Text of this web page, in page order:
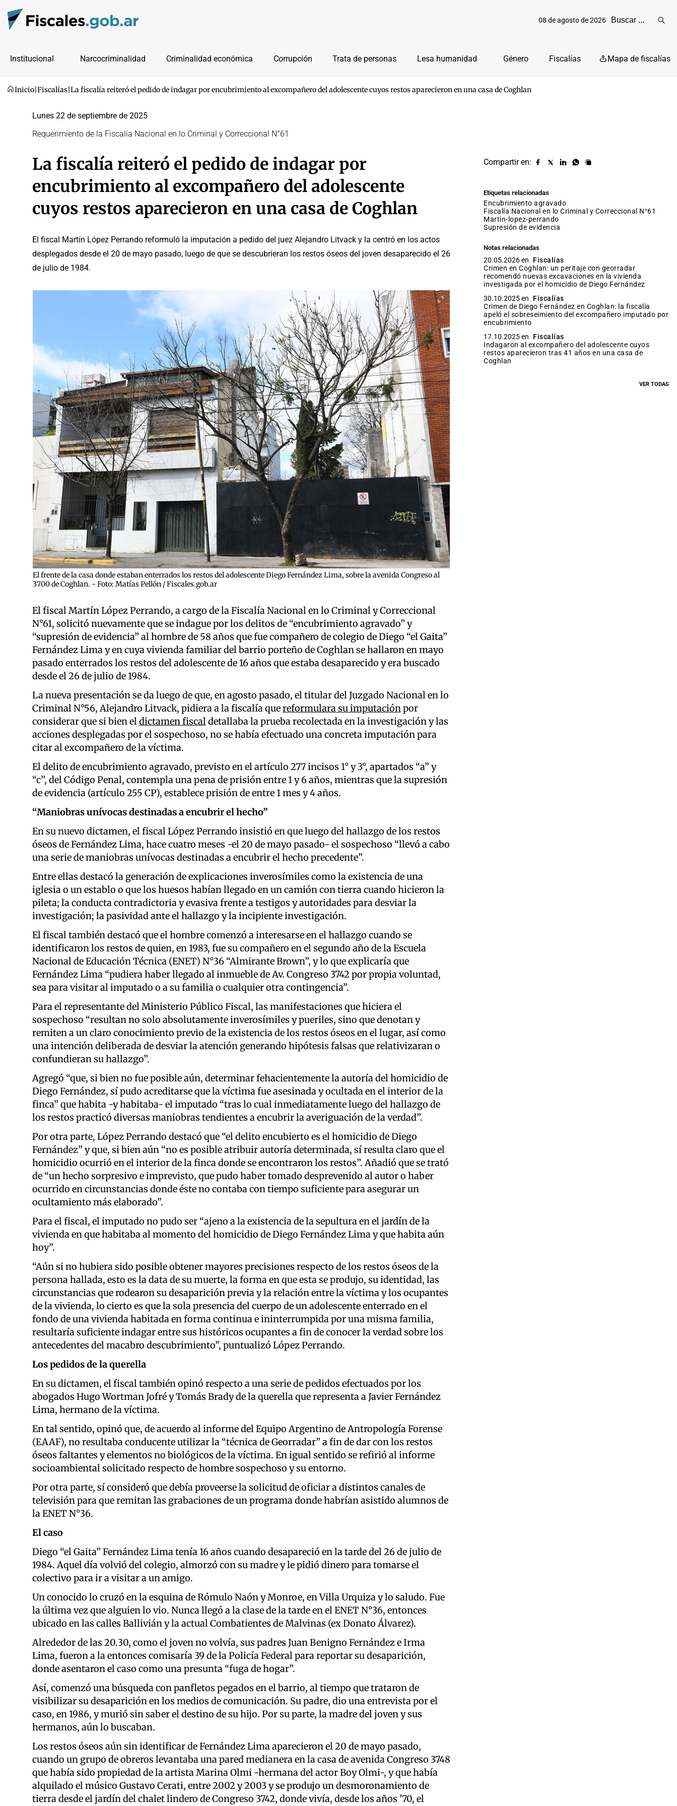
08 de agosto de 2026
Institucional Narcocriminalidad Criminalidad económica Corrupción Trata de personas Lesa humanidad Género Fiscalías Mapa de fiscalías
Inicio Fiscalías La fiscalía reiteró el pedido de indagar por encubrimiento al excompañero del adolescente cuyos restos aparecieron en una casa de Coghlan
Lunes 22 de septiembre de 2025
Requerimiento de la Fiscalía Nacional en lo Criminal y Correccional N°61
La fiscalía reiteró el pedido de indagar por
encubrimiento al excompañero del adolescente
cuyos restos aparecieron en una casa de Coghlan
El fiscal Martín López Perrando reformuló la imputación a pedido del juez Alejandro Litvack y la centró en los actos
desplegados desde el 20 de mayo pasado, luego de que se descubrieran los restos óseos del joven desaparecido el 26
de julio de 1984.
El frente de la casa donde estaban enterrados los restos del adolescente Diego Fernández Lima, sobre la avenida Congreso al
3700 de Coghlan. - Foto: Matías Pellón / Fiscales.gob.ar
El fiscal Martín López Perrando, a cargo de la Fiscalía Nacional en lo Criminal y Correccional
N°61, solicitó nuevamente que se indague por los delitos de “encubrimiento agravado” y
“supresión de evidencia” al hombre de 58 años que fue compañero de colegio de Diego “el Gaita”
Fernández Lima y en cuya vivienda familiar del barrio porteño de Coghlan se hallaron en mayo
pasado enterrados los restos del adolescente de 16 años que estaba desaparecido y era buscado
desde el 26 de julio de 1984.
La nueva presentación se da luego de que, en agosto pasado, el titular del Juzgado Nacional en lo
Criminal N°56, Alejandro Litvack, pidiera a la fiscalía quereformulara su imputaciónpor
considerar que si bien eldictamen fiscaldetallaba la prueba recolectada en la investigación y las
acciones desplegadas por el sospechoso, no se había efectuado una concreta imputación para
citar al excompañero de la víctima.
El delito de encubrimiento agravado, previsto en el artículo 277 incisos 1° y 3°, apartados “a” y
“c”, del Código Penal, contempla una pena de prisión entre 1 y 6 años, mientras que la supresión
de evidencia (artículo 255 CP), establece prisión de entre 1 mes y 4 años.
“Maniobras unívocas destinadas a encubrir el hecho”
En su nuevo dictamen, el fiscal López Perrando insistió en que luego del hallazgo de los restos
óseos de Fernández Lima, hace cuatro meses -el 20 de mayo pasado- el sospechoso “llevó a cabo
una serie de maniobras unívocas destinadas a encubrir el hecho precedente”.
Entre ellas destacó la generación de explicaciones inverosímiles como la existencia de una
iglesia o un establo o que los huesos habían llegado en un camión con tierra cuando hicieron la
pileta; la conducta contradictoria y evasiva frente a testigos y autoridades para desviar la
investigación; la pasividad ante el hallazgo y la incipiente investigación.
El fiscal también destacó que el hombre comenzó a interesarse en el hallazgo cuando se
identificaron los restos de quien, en 1983, fue su compañero en el segundo año de la Escuela
Nacional de Educación Técnica (ENET) N°36 “Almirante Brown”, y lo que explicaría que
Fernández Lima “pudiera haber llegado al inmueble de Av. Congreso 3742 por propia voluntad,
sea para visitar al imputado o a su familia o cualquier otra contingencia”.
Para el representante del Ministerio Público Fiscal, las manifestaciones que hiciera el
sospechoso “resultan no solo absolutamente inverosímiles y pueriles, sino que denotan y
remiten a un claro conocimiento previo de la existencia de los restos óseos en el lugar, así como
una intención deliberada de desviar la atención generando hipótesis falsas que relativizaran o
confundieran su hallazgo”.
Agregó “que, si bien no fue posible aún, determinar fehacientemente la autoría del homicidio de
Diego Fernández, sí pudo acreditarse que la víctima fue asesinada y ocultada en el interior de la
finca” que habita -y habitaba- el imputado “tras lo cual inmediatamente luego del hallazgo de
los restos practicó diversas maniobras tendientes a encubrir la averiguación de la verdad”.
Por otra parte, López Perrando destacó que “el delito encubierto es el homicidio de Diego
Fernández” y que, si bien aún “no es posible atribuir autoría determinada, sí resulta claro que el
homicidio ocurrió en el interior de la finca donde se encontraron los restos”. Añadió que se trató
de “un hecho sorpresivo e imprevisto, que pudo haber tomado desprevenido al autor o haber
ocurrido en circunstancias donde éste no contaba con tiempo suficiente para asegurar un
ocultamiento más elaborado”.
Para el fiscal, el imputado no pudo ser “ajeno a la existencia de la sepultura en el jardín de la
vivienda en que habitaba al momento del homicidio de Diego Fernández Lima y que habita aún
hoy”.
“Aún si no hubiera sido posible obtener mayores precisiones respecto de los restos óseos de la
persona hallada, esto es la data de su muerte, la forma en que esta se produjo, su identidad, las
circunstancias que rodearon su desaparición previa y la relación entre la víctima y los ocupantes
de la vivienda, lo cierto es que la sola presencia del cuerpo de un adolescente enterrado en el
fondo de una vivienda habitada en forma continua e ininterrumpida por una misma familia,
resultaría suficiente indagar entre sus históricos ocupantes a fin de conocer la verdad sobre los
antecedentes del macabro descubrimiento”, puntualizó López Perrando.
Los pedidos de la querella
En su dictamen, el fiscal también opinó respecto a una serie de pedidos efectuados por los
abogados Hugo Wortman Jofré y Tomás Brady de la querella que representa a Javier Fernández
Lima, hermano de la víctima.
En tal sentido, opinó que, de acuerdo al informe del Equipo Argentino de Antropología Forense
(EAAF), no resultaba conducente utilizar la “técnica de Georradar” a fin de dar con los restos
óseos faltantes y elementos no biológicos de la víctima. En igual sentido se refirió al informe
socioambiental solicitado respecto de hombre sospechoso y su entorno.
Por otra parte, sí consideró que debía proveerse la solicitud de oficiar a distintos canales de
televisión para que remitan las grabaciones de un programa donde habrían asistido alumnos de
la ENET N°36.
El caso
Diego “el Gaita” Fernández Lima tenía 16 años cuando desapareció en la tarde del 26 de julio de
1984. Aquel día volvió del colegio, almorzó con su madre y le pidió dinero para tomarse el
colectivo para ir a visitar a un amigo.
Un conocido lo cruzó en la esquina de Rómulo Naón y Monroe, en Villa Urquiza y lo saludo. Fue
la última vez que alguien lo vio. Nunca llegó a la clase de la tarde en el ENET N°36, entonces
ubicado en las calles Ballivián y la actual Combatientes de Malvinas (ex Donato Álvarez).
Alrededor de las 20.30, como el joven no volvía, sus padres Juan Benigno Fernández e Irma
Lima, fueron a la entonces comisaría 39 de la Policía Federal para reportar su desaparición,
donde asentaron el caso como una presunta “fuga de hogar”.
Así, comenzó una búsqueda con panfletos pegados en el barrio, al tiempo que trataron de
visibilizar su desaparición en los medios de comunicación. Su padre, dio una entrevista por el
caso, en 1986, y murió sin saber el destino de su hijo. Por su parte, la madre del joven y sus
hermanos, aún lo buscaban.
Los restos óseos aún sin identificar de Fernández Lima aparecieron el 20 de mayo pasado,
cuando un grupo de obreros levantaba una pared medianera en la casa de avenida Congreso 3748
que había sido propiedad de la artista Marina Olmi -hermana del actor Boy Olmi-, y que había
alquilado el músico Gustavo Cerati, entre 2002 y 2003 y se produjo un desmoronamiento de
tierra desde el jardín del chalet lindero de Congreso 3742, donde vivía, desde los años ’70, el
Compartir en:
Compartir
Compartir
Compartir
Compartir
Copiar
Etiquetas relacionadas
encubrimiento agravado
Fiscalía Nacional en lo Criminal y Correccional N°61
martin-lopez-perrando
supresión de evidencia
Notas relacionadas
20.05.2026 en
Fiscalías
Crimen en Coghlan: un peritaje con georradar
recomendó nuevas excavaciones en la vivienda
investigada por el homicidio de Diego Fernández
30.10.2025 en
Fiscalías
Crimen de Diego Fernández en Coghlan: la fiscalía
apeló el sobreseimiento del excompañero imputado por
encubrimiento
17.10.2025 en
Fiscalías
Indagaron al excompañero del adolescente cuyos
restos aparecieron tras 41 años en una casa de
Coghlan
VER TODAS